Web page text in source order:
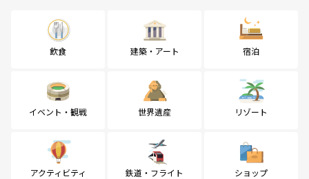
飲食 建築・アート 宿泊
イベント・観戦 世界遺産 リゾート
アクティビティ 鉄道・フライト ショップ